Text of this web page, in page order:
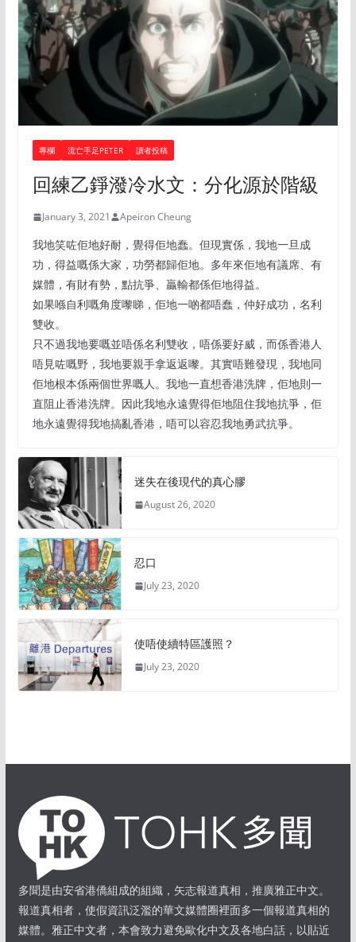
專欄 流亡手足PETER 讀者投稿
回練乙錚潑冷水文：分化源於階級
January 3, 2021 Apeiron Cheung
我地笑咗佢地好耐，覺得佢地蠢。但現實係，我地一旦成
功，得益嘅係大家，功勞都歸佢地。多年來佢地有議席、有
媒體，有財有勢，點抗爭、贏輸都係佢地得益。
如果喺自利嘅角度嚟睇，佢地一啲都唔蠢，仲好成功，名利
雙收。
只不過我地要嘅並唔係名利雙收，唔係要好威，而係香港人
唔見咗嘅野，我地要親手拿返返嚟。其實唔難發現，我地同
佢地根本係兩個世界嘅人。我地一直想香港洗牌，佢地則一
直阻止香港洗牌。因此我地永遠覺得佢地阻住我地抗爭，佢
地永遠覺得我地搞亂香港，唔可以容忍我地勇武抗爭。
迷失在後現代的真心膠
August 26, 2020
忍口
July 23, 2020
使唔使續特區護照？
July 23, 2020
多聞是由安省港僑組成的組織，矢志報道真相，推廣雅正中文。
報道真相者，使假資訊泛濫的華文媒體圈裡面多一個報道真相的
媒體。雅正中文者，本會致力避免歐化中文及各地白話，以貼近